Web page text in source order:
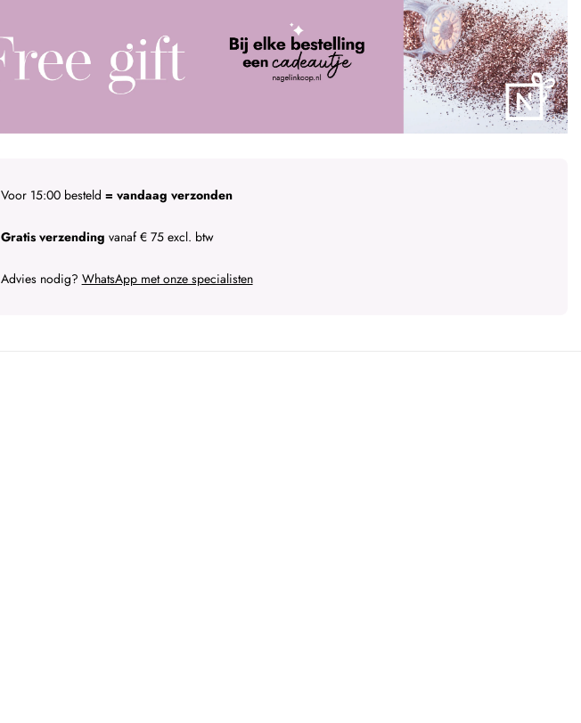
Voor 15:00 besteld = vandaag verzonden
Gratis verzending vanaf € 75 excl. btw
Advies nodig? WhatsApp met onze specialisten